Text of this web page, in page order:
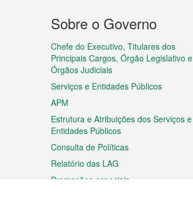
Menu
do
rodapé
Sobre o Governo
Chefe do Executivo, Titulares dos
Principais Cargos, Órgão Legislativo e
Órgãos Judiciais
Serviços e Entidades Públicos
APM
Estrutura e Atribuições dos Serviços e
Entidades Públicos
Consulta de Políticas
Relatório das LAG
Promoções especiais